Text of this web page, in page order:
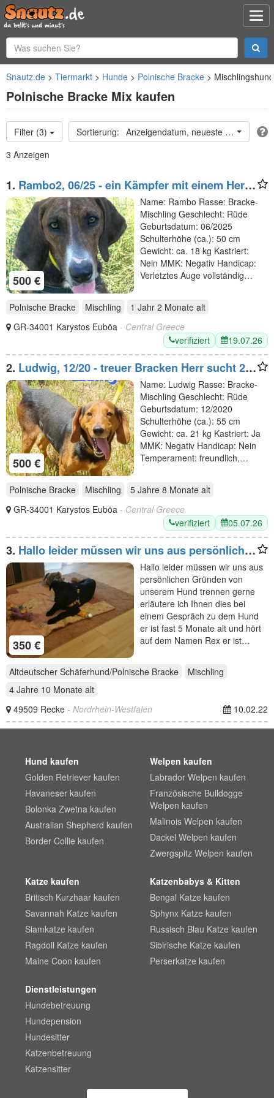
Snautz.de Tiermarkt Hunde Polnische Bracke
Polnische Bracke Mix kaufen
Filter (3)
Anzeigendatum, neueste oben
3 Anzeigen
1. Rambo2, 06/25 - ein Kämpfer mit einem Herz
aus Gold
500 €
Name: Rambo Rasse: Bracke-
Mischling Geschlecht: Rüde
Geburtsdatum: 06/2025
Schulterhöhe (ca.): 50 cm
Gewicht: ca. 18 kg Kastriert:
Nein MMK: Negativ Handicap:
Verletztes Auge vollständig…
Polnische Bracke Mischling 1 Jahr 2 Monate alt
GR-34001 Karystos Euböa - Central Greece
verifiziert
19.07.26
2. Ludwig, 12/20 - treuer Bracken Herr sucht 2te
Chance
500 €
Name: Ludwig Rasse: Bracke-
Mischling Geschlecht: Rüde
Geburtsdatum: 12/2020
Schulterhöhe (ca.): 55 cm
Gewicht: ca. 21 kg Kastriert: Ja
MMK: Negativ Handicap: Nein
Temperament: freundlich,…
Polnische Bracke Mischling 5 Jahre 8 Monate alt
GR-34001 Karystos Euböa - Central Greece
verifiziert
05.07.26
3. Hallo leider müssen wir uns aus persönlichen
Gründen
350 €
Hallo leider müssen wir uns aus
persönlichen Gründen von
unserem Hund trennen gerne
erläutere ich Ihnen dies bei
einem Gespräch zu dem Hund
er ist fast 5 Monate alt und hört
auf dem Namen Rex er ist…
Altdeutscher Schäferhund/Polnische Bracke
Mischling
4 Jahre 10 Monate alt
49509 Recke - Nordrhein-Westfalen 10.02.22
Hund kaufen
Golden Retriever kaufen
Havaneser kaufen
Bolonka Zwetna kaufen
Australian Shepherd kaufen
Border Collie kaufen
Welpen kaufen
Labrador Welpen kaufen
Französische Bulldogge
Welpen kaufen
Malinois Welpen kaufen
Dackel Welpen kaufen
Zwergspitz Welpen kaufen
Katze kaufen
Britisch Kurzhaar kaufen
Savannah Katze kaufen
Siamkatze kaufen
Ragdoll Katze kaufen
Maine Coon kaufen
Katzenbabys & Kitten
Bengal Katze kaufen
Sphynx Katze kaufen
Russisch Blau Katze kaufen
Sibirische Katze kaufen
Perserkatze kaufen
Dienstleistungen
Hundebetreuung
Hundepension
Hundesitter
Katzenbetreuung
Katzensitter